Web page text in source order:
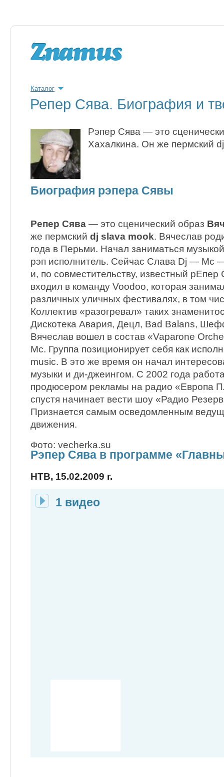
Каталог
Репер Сява. Биография и
Рэпер Сява — это
Хахалкина. Он же пермский
Биография рэпера Сявы
Репер Сява — это сценический образ
же пермский dj slava mook. Вячеслав
года в Перьми. Начал заниматься
рэп исполнитель. Сейчас Слава Dj —
и, по совместительству, известный
входил в команду Voodoo, которая
различных уличных фестивалях, в том
Коллектив «разогревал» таких
Дискотека Авария, Децл, Bad Balans,
Вячеслав вошел в состав «Vaparone
Mc. Группа позиционирует себя как
music. В это же время он начал
музыки и ди-джеингом. С 2002 года
продюсером рекламы на радио «Европа
спустя начинает вести шоу «Радио
Признается самым осведомленным
движения.
Фото: vecherka.su
Рэпер Сява в программе
НТВ, 15.02.2009 г.
1 видео